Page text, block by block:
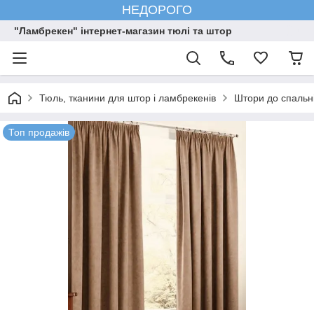
НЕДОРОГО
"Ламбрекен" інтернет-магазин тюлі та штор
Тюль, тканини для штор і ламбрекенів Штори до
Топ продажів